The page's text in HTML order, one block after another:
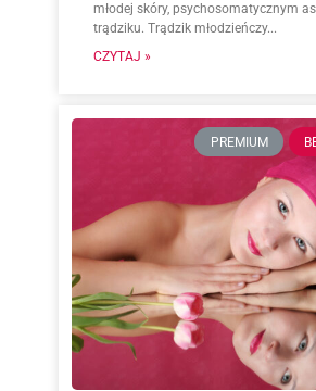
młodej skóry, psychosomatycznym
trądziku. Trądzik młodzieńczy...
CZYTAJ »
PREMIUM